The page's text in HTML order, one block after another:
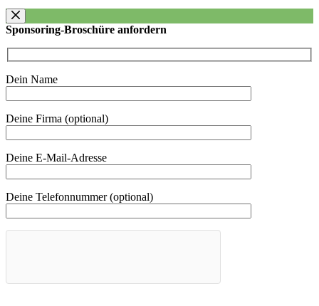
Sponsoring-Broschüre anfordern
Dein Name
Deine Firma (optional)
Deine E-Mail-Adresse
Deine Telefonnummer (optional)